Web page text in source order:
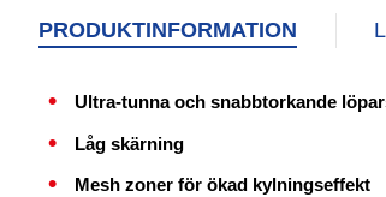
PRODUKTINFORMATION
Ultra-tunna och snabbtorkande
Låg skärning
Mesh zoner för ökad kylningseffekt